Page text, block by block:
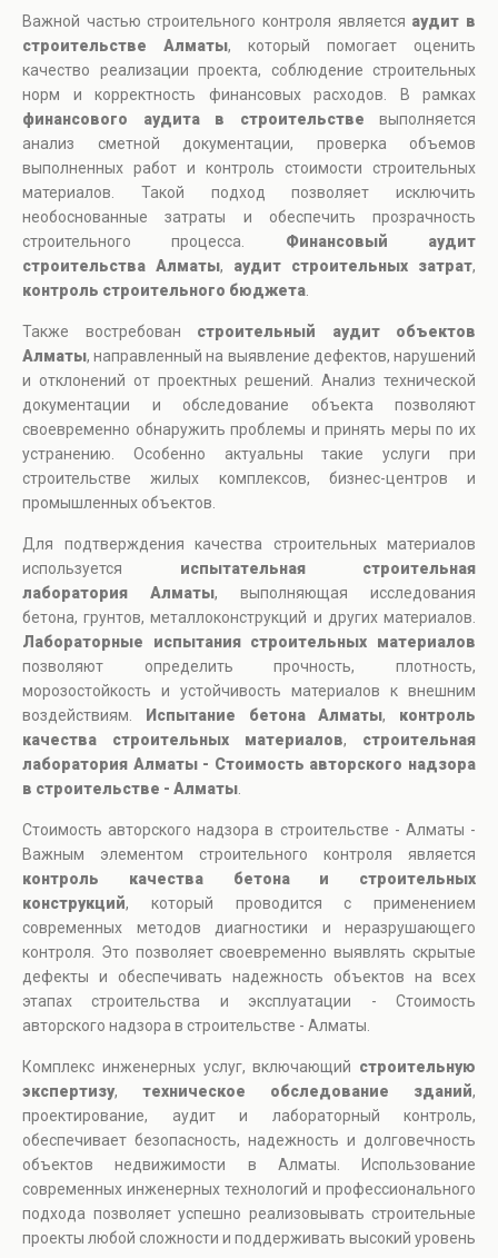
Важной частью строительного контроля является аудит в
строительстве Алматы, который помогает оценить
качество реализации проекта, соблюдение строительных
норм и корректность финансовых расходов. В рамках
финансового аудита в строительстве выполняется
анализ сметной документации, проверка объемов
выполненных работ и контроль стоимости строительных
материалов. Такой подход позволяет исключить
необоснованные затраты и обеспечить прозрачность
строительного процесса. Финансовый аудит
строительства Алматы, аудит строительных затрат,
контроль строительного бюджета
Также востребован строительный аудит объектов
Алматы, направленный на выявление дефектов, нарушений
и отклонений от проектных решений. Анализ технической
документации и обследование объекта позволяют
своевременно обнаружить проблемы и принять меры по их
устранению. Особенно актуальны такие услуги при
строительстве жилых комплексов, бизнес-центров и
промышленных объектов.
Для подтверждения качества строительных материалов
используется испытательная строительная
лаборатория Алматы, выполняющая исследования
бетона, грунтов, металлоконструкций и других материалов.
Лабораторные испытания строительных материалов
позволяют определить прочность, плотность,
морозостойкость и устойчивость материалов к внешним
воздействиям.
Испытание бетона Алматы, контроль
качества строительных материалов, строительная
лаборатория Алматы - Стоимость авторского надзора
в строительстве - Алматы
Стоимость авторского надзора в строительстве - Алматы -
Важным элементом строительного контроля является
контроль качества бетона и строительных
конструкций, который проводится с применением
современных методов диагностики и неразрушающего
контроля. Это позволяет своевременно выявлять скрытые
дефекты и обеспечивать надежность объектов на всех
этапах строительства и эксплуатации - Стоимость
авторского надзора в строительстве - Алматы.
Комплекс инженерных услуг, включающий строительную
экспертизу, техническое обследование зданий,
проектирование, аудит и лабораторный контроль,
обеспечивает безопасность, надежность и долговечность
объектов недвижимости в Алматы. Использование
современных инженерных технологий и профессионального
подхода позволяет успешно реализовывать строительные
проекты любой сложности и поддерживать высокий уровень